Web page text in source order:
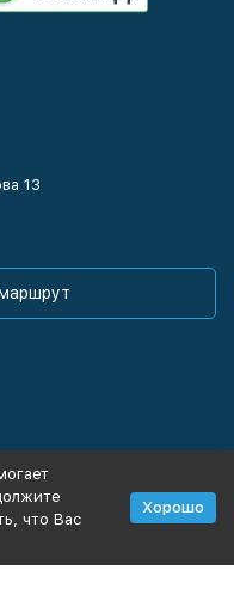
13
что Вас
Хорошо